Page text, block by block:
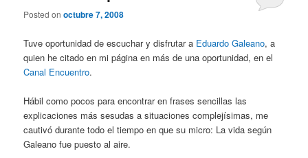
Posted onoctubre 7, 2008
Tuve oportunidad de escuchar y disfrutar a Eduardo Galeano, a
quien he citado en mi página en más de una oportunidad, en el
Canal Encuentro.
Hábil como pocos para encontrar en frases sencillas las
explicaciones más sesudas a situaciones complejísimas, me
cautivó durante todo el tiempo en que su micro: La vida según
Galeano fue puesto al aire.